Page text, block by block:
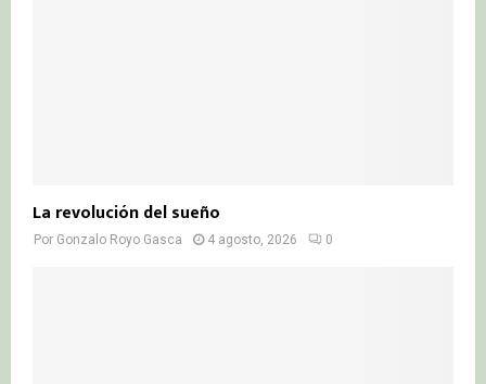
La revolución del sueño
Por Gonzalo Royo Gasca 4 agosto, 2026 0